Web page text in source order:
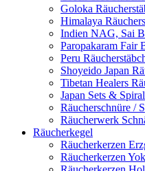
Goloka
Himalaya
Indien NAG, Sai
Paropakaram Fair
Peru
Shoyeido Japan
Tibetan Healers
Japan Sets &
Räucherschnüre /
Räucherwerk
Räucherkegel
Räucherkerzen
Räucherkerzen